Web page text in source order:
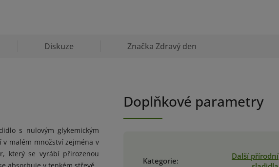
Diskuze Značka Zdravý den
s nulovým glykemickým
malém množství zejména v
který se vyrábí přirozenou
Doplňkové parametry
Kategorie:
Další přírodní